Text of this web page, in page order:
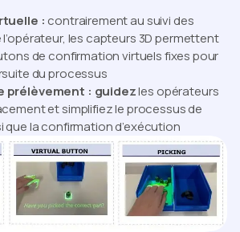
: contrairement au suivi des
les capteurs 3D permettent
de confirmation virtuels fixes pour
du processus
prélèvement : guidezles opérateurs
et simplifiez le processus de
que la confirmation d’exécution